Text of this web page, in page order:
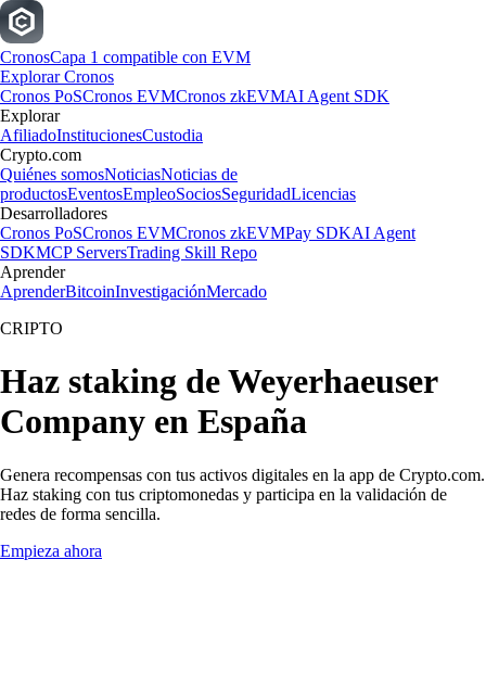
CronosCapa 1 compatible con EVM
Explorar Cronos
Cronos PoSCronos EVMCronos zkEVMAI Agent SDK
Explorar
AfiliadoInstitucionesCustodia
Crypto.com
Quiénes somosNoticiasNoticias de
productosEventosEmpleoSociosSeguridadLicencias
Desarrolladores
Cronos PoSCronos EVMCronos zkEVMPay SDKAI Agent
SDKMCP ServersTrading Skill Repo
Aprender
AprenderBitcoinInvestigaciónMercado
CRIPTO
Haz staking de Weyerhaeuser
Company en España
Genera recompensas con tus activos digitales en la app de Crypto.com.
Haz staking con tus criptomonedas y participa en la validación de
redes de forma sencilla.
Empieza ahora